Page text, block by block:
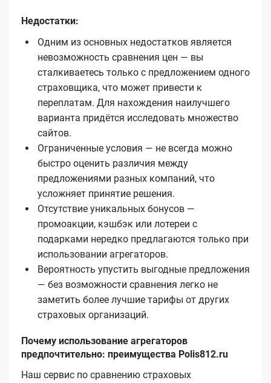
Недостатки:
Одним из основных недостатков является
невозможность сравнения цен — вы
сталкиваетесь только с предложением одного
страховщика, что может привести к
переплатам. Для нахождения наилучшего
варианта придётся исследовать множество
сайтов.
Ограниченные условия — не всегда можно
быстро оценить различия между
предложениями разных компаний, что
усложняет принятие решения.
Отсутствие уникальных бонусов —
промоакции, кэшбэк или лотереи с
подарками нередко предлагаются только при
использовании агрегаторов.
Вероятность упустить выгодные предложения
— без возможности сравнения легко не
заметить более лучшие тарифы от других
страховых организаций.
Почему использование агрегаторов
предпочтительно: преимущества Polis812.ru
Наш сервис по сравнению страховых